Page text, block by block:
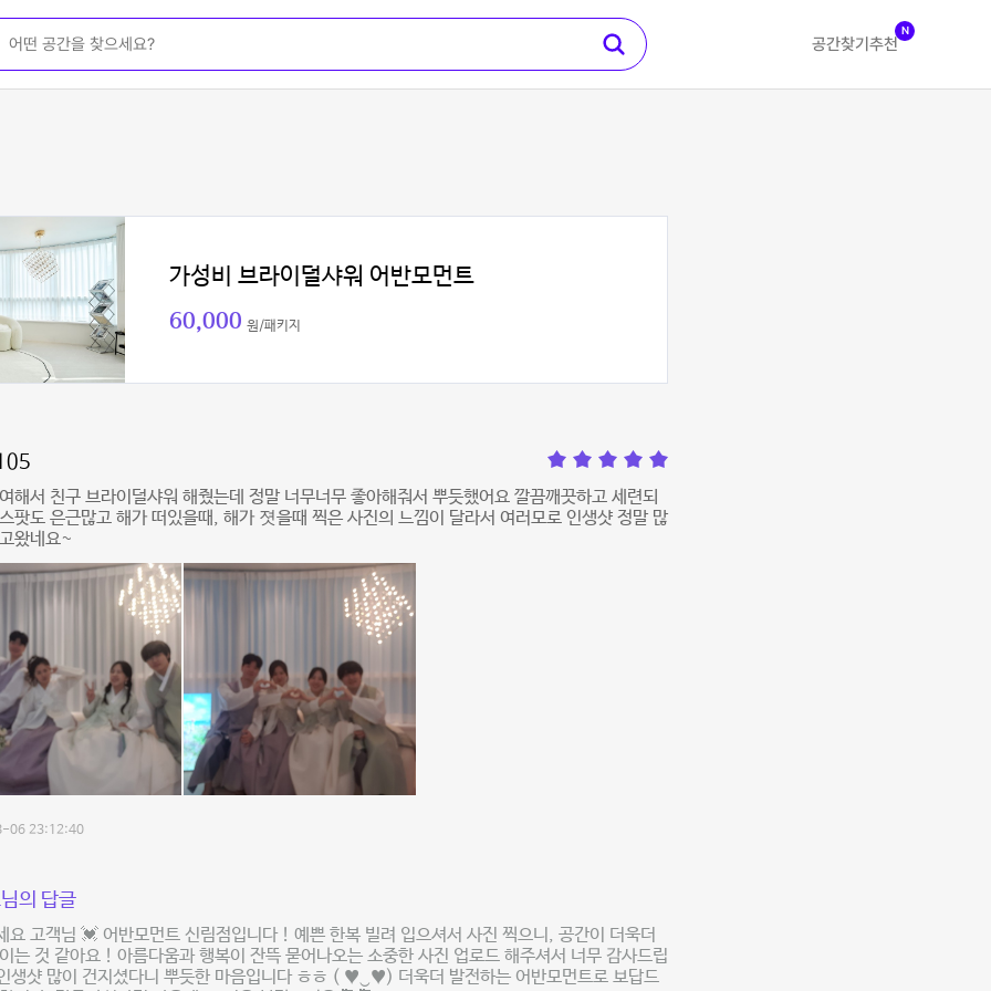
공간찾기 추천
N
가성비 브라이덜샤워 어반모먼트
60,000 원/패키지
해서 친구 브라이덜샤워 해줬는데 정말 너무너무 좋아해줘서 뿌듯했어요 깔끔깨끗하고 세련되
팟도 은근많고 해가 떠있을때, 해가 졋을때 찍은 사진의 느낌이 달라서 여러모로 인생샷 정말 많
왔네요~
06 23:12:40
의 답글
요 고객님 💓 어반모먼트 신림점입니다 ! 예쁜 한복 빌려 입으셔서 사진 찍으니, 공간이 더욱더
는 것 같아요 ! 아름다움과 행복이 잔뜩 묻어나오는 소중한 사진 업로드 해주셔서 너무 감사드립
생샷 많이 건지셨다니 뿌듯한 마음입니다 ㅎㅎ ( ♥‿♥) 더욱더 발전하는 어반모먼트로 보답드